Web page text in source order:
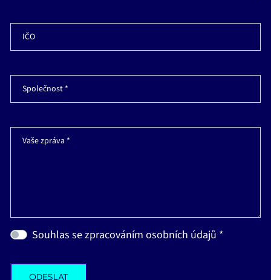
IČO
Společnost *
Vaše zpráva *
Souhlas se zpracováním osobních údajů *